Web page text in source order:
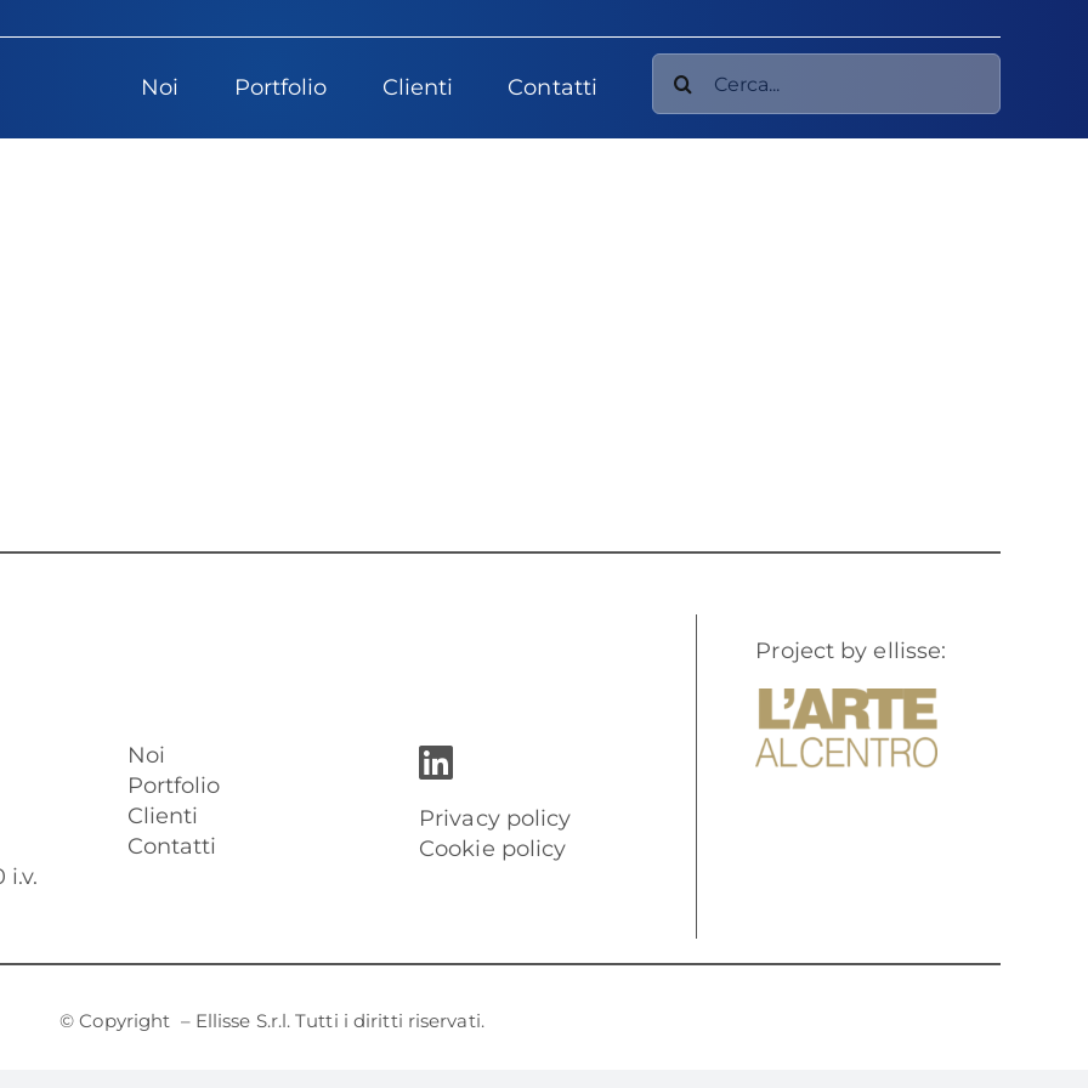
Noi Portfolio Clienti Contatti
Cerca
per:
i.v.
Noi
Portfolio
Clienti
Contatti
Privacy policy
Cookie policy
Project by ellisse:
© Copyright – Ellisse S.r.l. Tutti i diritti riservati.